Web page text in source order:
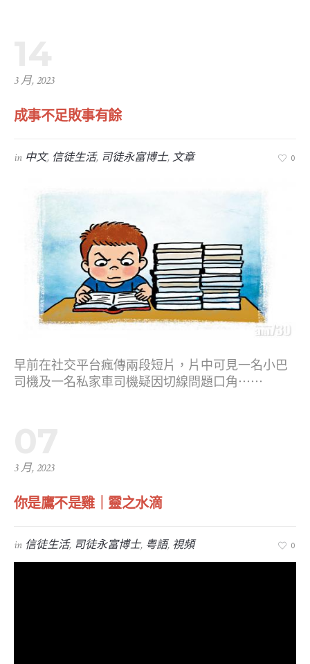
3 月, 2023
成事不足敗事有餘
in 中文, 信徒生活, 司徒永富博士,文章 0
早前在社交平台瘋傳兩段短片，片中可見一名小巴
司機及一名私家車司機疑因切線問題口角⋯⋯
3 月, 2023
你是鷹不是雞｜靈之水滴
in 信徒生活, 司徒永富博士, 粤語, 視頻 0